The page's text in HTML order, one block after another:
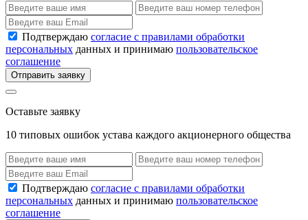
Подтверждаю согласие с правилами обработки
персональных данных и принимаю пользовательское
соглашение
Отправить заявку
Оставьте заявку
10 типовых ошибок устава каждого акционерного общества
Подтверждаю согласие с правилами обработки
персональных данных и принимаю пользовательское
соглашение